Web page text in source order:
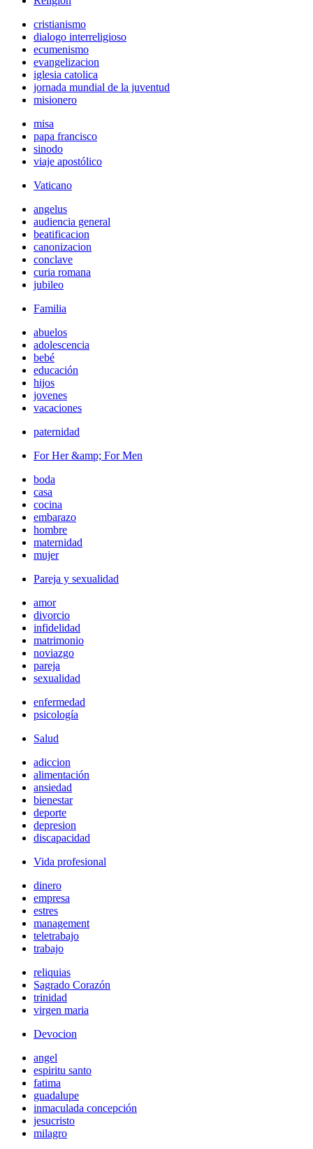
cristianismo
dialogo interreligioso
ecumenismo
evangelizacion
iglesia catolica
jornada mundial de la juventud
misionero
misa
papa francisco
sinodo
viaje apostólico
Vaticano
angelus
audiencia general
beatificacion
canonizacion
conclave
curia romana
jubileo
Familia
abuelos
adolescencia
bebé
educación
hijos
jovenes
vacaciones
paternidad
For Her &amp; For Men
boda
casa
cocina
embarazo
hombre
maternidad
mujer
Pareja y sexualidad
amor
divorcio
infidelidad
matrimonio
noviazgo
pareja
sexualidad
enfermedad
psicología
Salud
adiccion
alimentación
ansiedad
bienestar
deporte
depresion
discapacidad
Vida profesional
dinero
empresa
estres
management
teletrabajo
trabajo
reliquias
Sagrado Corazón
trinidad
virgen maria
Devocion
angel
espiritu santo
fatima
guadalupe
inmaculada concepción
jesucristo
milagro